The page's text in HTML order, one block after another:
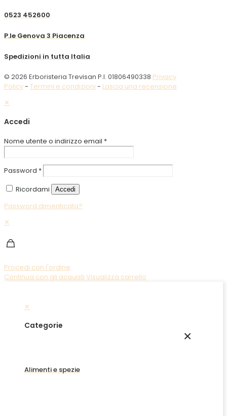
0523 452600
P.le Genova 3 Piacenza
Spedizioni in tutta Italia
© 2026 Erboristeria Trevisan P.I. 01806490338 Privacy
Policy- Termini e condizioni - Lascia una recensione
✕
Accedi
Nome utente o indirizzo email *
Password *
Ricordami
Accedi
Password dimenticata?
✕
Procedi con l'ordine
Continua con gli acquisti Visualizza carrello
✕
×
Categorie
Alimenti e spezie